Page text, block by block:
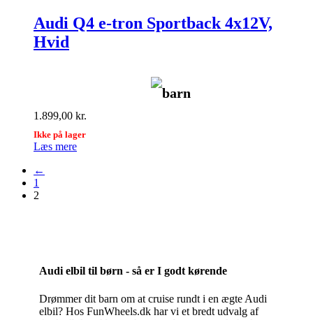
Audi Q4 e-tron Sportback 4x12V,
Hvid
barn
1.899,00 kr.
Ikke på lager
Læs mere
←
1
2
Audi elbil til børn - så er I godt kørende
Drømmer dit barn om at cruise rundt i en ægte Audi
elbil? Hos FunWheels.dk har vi et bredt udvalg af